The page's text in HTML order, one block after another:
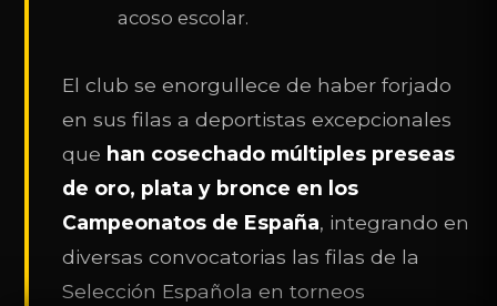
acoso escolar.
El club se enorgullece de haber forjado
en sus filas a deportistas excepcionales
que han cosechado múltiples preseas
de oro, plata y bronce en los
Campeonatos de España, integrando en
diversas convocatorias las filas de la
Selección Española en torneos